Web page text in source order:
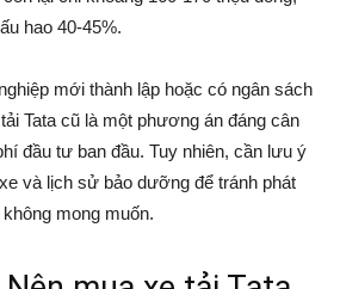
hao 40-45%.
mới thành lập hoặc có ngân sách
Tata cũ là một phương án đáng cân
đầu tư ban đầu. Tuy nhiên, cần lưu ý
và lịch sử bảo dưỡng để tránh phát
mong muốn.